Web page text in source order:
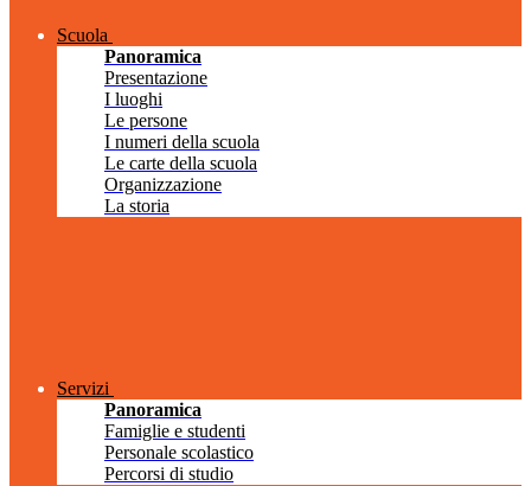
Scuola
Panoramica
Presentazione
I luoghi
Le persone
I numeri della scuola
Le carte della scuola
Organizzazione
La storia
Servizi
Panoramica
Famiglie e studenti
Personale scolastico
Percorsi di studio